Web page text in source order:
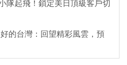
隊起飛！鎖定美日頂級客戶切
的台灣：回望精彩風雲，預